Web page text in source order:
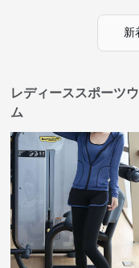
新
レディーススポーツ
ム